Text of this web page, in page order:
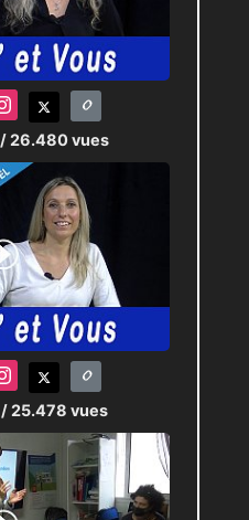
/ 26.480 vues
/ 25.478 vues